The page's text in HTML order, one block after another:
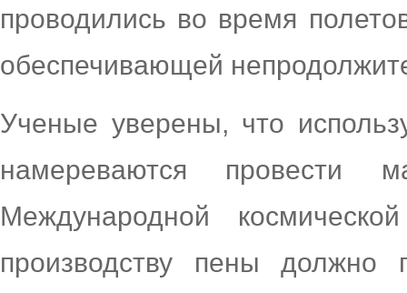
проводились во время
обеспечивающей
Ученые уверены, что
намереваются провести
Международной
производству пены должно